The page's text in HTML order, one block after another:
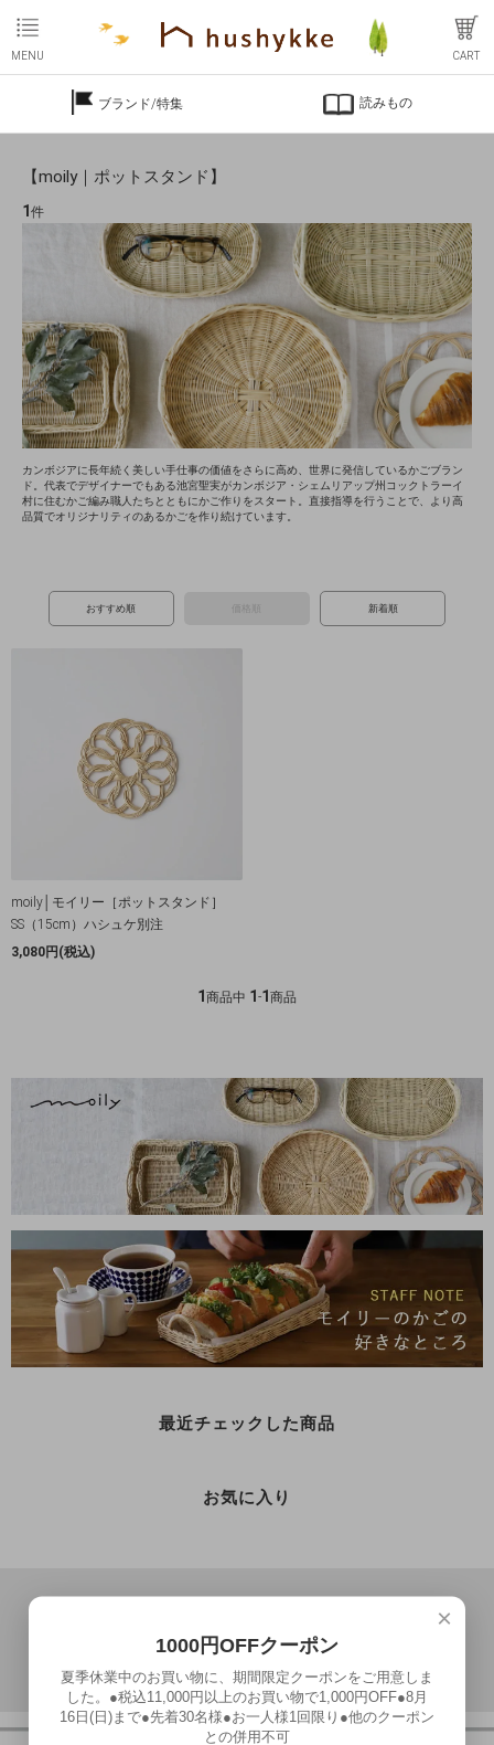
MENU CART
ブランド/特集 読みもの
【moily｜ポットスタンド】
1 件
カンボジアに長年続く美しい手仕事の価値をさらに高め、世界に発信しているかごブラン
ド。代表でデザイナーでもある池宮聖実がカンボジア・シェムリアップ州コックトラーイ
村に住むかご編み職人たちとともにかご作りをスタート。直接指導を行うことで、より高
品質でオリジナリティのあるかごを作り続けています。
おすすめ順 新着順
moily│モイリー［ポットスタンド］
SS（15cm）ハシュケ別注
3,080円(税込)
1 商品中 1 -1 商品
最近チェックした商品
お気に入り
×
1000円OFFクーポン
夏季休業中のお買い物に、期間限定クーポンをご用意しま
した。●税込11,000円以上のお買い物で1,000円OFF●8月
16日(日)まで●先着30名様●お一人様1回限り●他のクーポン
との併用不可